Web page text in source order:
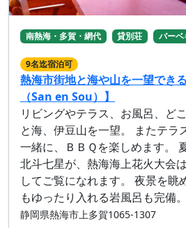
南熱海・多賀・網代 貸別荘 バー
9名迄宿泊可
熱海市街地と海や山を一望でき
（San en Sou）】
リビングやテラス、お風呂、ど
と海、伊豆山を一望。 またテラ
一緒に、ＢＢＱを楽しめます。
北斗七星が、熱海海上花火大会
してご覧になれます。 夜景を眺
もゆったり入れる岩風呂も完備。
静岡県熱海市上多賀1065-1307